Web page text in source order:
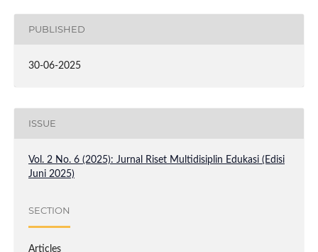
PUBLISHED
30-06-2025
ISSUE
Vol. 2 No. 6 (2025): Jurnal Riset Multidisiplin Edukasi (Edisi
Juni 2025)
SECTION
Articles